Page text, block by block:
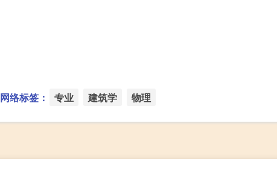
网络标签： 专业 建筑学 物理